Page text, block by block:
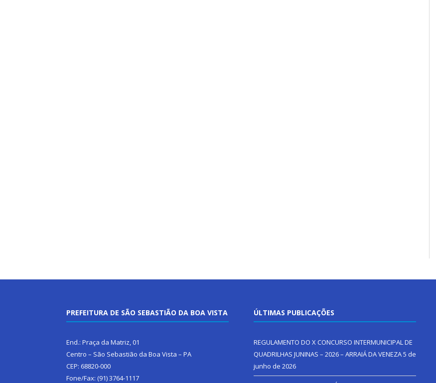
PREFEITURA DE SÃO SEBASTIÃO DA BOA VISTA
End.: Praça da Matriz, 01
Centro – São Sebastião da Boa Vista – PA
CEP: 68820-000
Fone/Fax: (91) 3764-1117
ÚLTIMAS PUBLICAÇÕES
REGULAMENTO DO X CONCURSO INTERMUNICIPAL DE
QUADRILHAS JUNINAS – 2026 – ARRAIÁ DA VENEZA5 de
junho de 2026